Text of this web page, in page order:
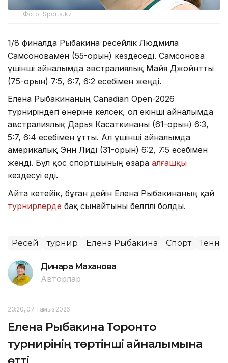
Фото: Sports.kz
1/8 финалда Рыбакина ресейлік Людмила
Самсоновамен (55-орын) кездеседі. Самсонова
үшінші айналымда австралиялық Майя Джойнтты
(75-орын) 7:5, 6:7, 6:2 есебімен жеңді.
Елена Рыбакинаның Canadian Open-2026
турниріндегі өнеріне келсек, ол екінші айналымда
австралиялық Дарья Касаткинаны (61-орын) 6:3,
5:7, 6:4 есебімен ұтты. Ал үшінші айналымда
америкалық Энн Лиді (31-орын) 6:2, 7:5 есебімен
жеңді. Бұл қос спортшының өзара алғашқы
кездесуі еді.
Айта кетейік, бұған дейін Елена Рыбакинаның қай
турнирлерде бақ сынайтыны белгілі болды.
Ресей турнир Елена Рыбакина Спорт
Динара Маханова
Авторлар
23:20, 07 Тамыз 2026
Елена Рыбакина Торонто
турнирінің төртінші айналымына